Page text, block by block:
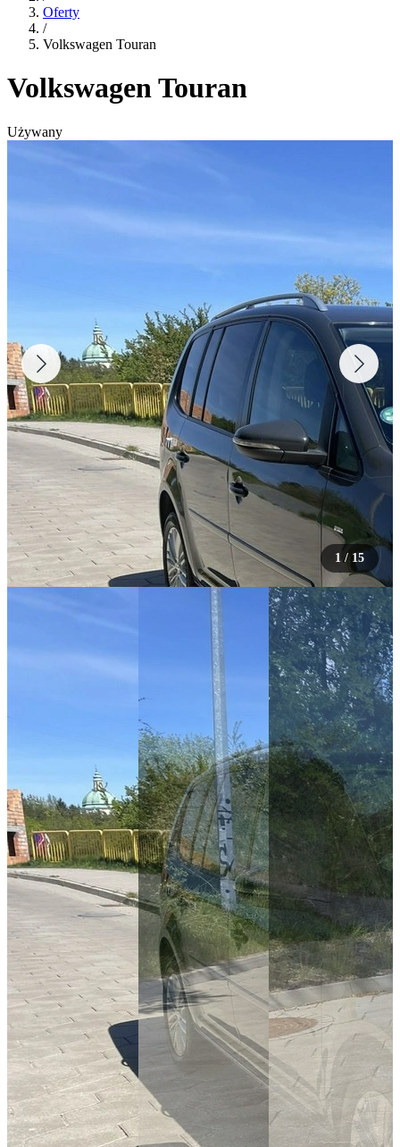
Oferty
/
Volkswagen Touran
Volkswagen Touran
Używany
1 / 15